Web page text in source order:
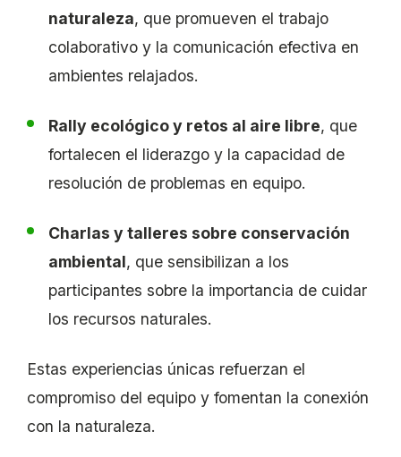
naturaleza, que promueven el trabajo
colaborativo y la comunicación efectiva en
ambientes relajados.
Rally ecológico y retos al aire libre, que
fortalecen el liderazgo y la capacidad de
resolución de problemas en equipo.
Charlas y talleres sobre conservación
ambiental, que sensibilizan a los
participantes sobre la importancia de cuidar
los recursos naturales.
Estas experiencias únicas refuerzan el
compromiso del equipo y fomentan la conexión
con la naturaleza.